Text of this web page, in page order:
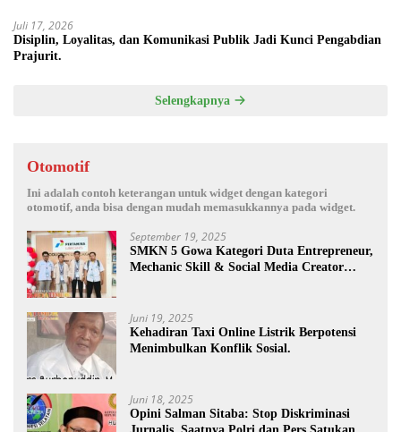
Juli 17, 2026
Disiplin, Loyalitas, dan Komunikasi Publik Jadi Kunci Pengabdian
Prajurit.
Selengkapnya
Otomotif
Ini adalah contoh keterangan untuk widget dengan kategori
otomotif, anda bisa dengan mudah memasukkannya pada widget.
September 19, 2025
SMKN 5 Gowa Kategori Duta Entrepreneur,
Mechanic Skill & Social Media Creator
Juni 19, 2025
Kehadiran Taxi Online Listrik Berpotensi
Menimbulkan Konflik Sosial.
Juni 18, 2025
Opini Salman Sitaba: Stop Diskriminasi